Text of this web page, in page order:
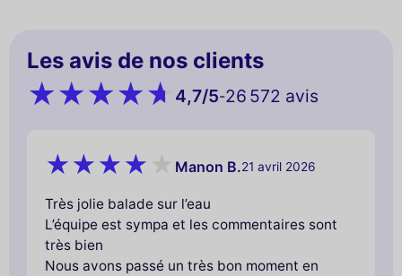
Les avis de nos clients
4,7/5-26 572 avis
Manon B.21 avril 2026
Très jolie balade sur l’eau
L’équipe est sympa et les commentaires sont
très bien
Nous avons passé un très bon moment en